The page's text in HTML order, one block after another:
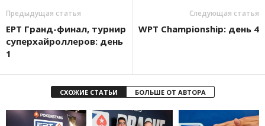
Предыдущая статья
EPT Гранд-финал, турнир
суперхайроллеров: день
1
Следующая статья
WPT Championship: день 4
СХОЖИЕ СТАТЬИ БОЛЬШЕ ОТ АВТОРА